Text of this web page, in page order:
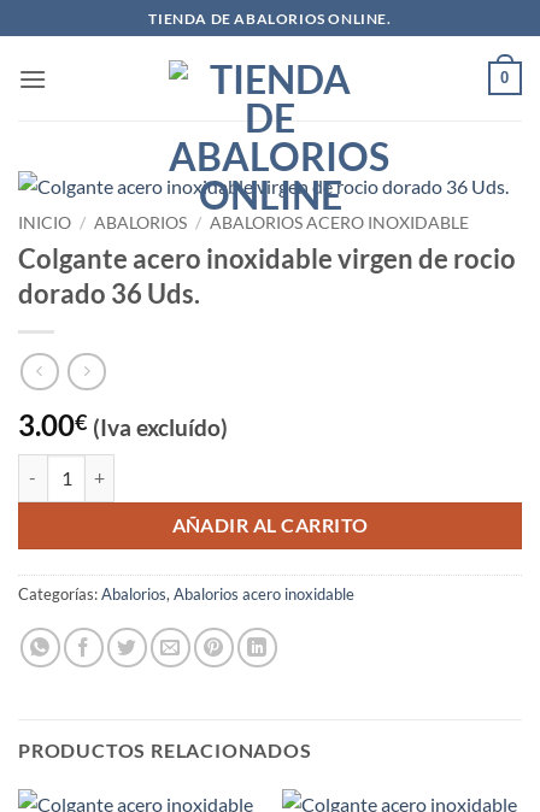
al
contenido
TIENDA DE ABALORIOS ONLINE.
0
INICIO / ABALORIOS / ABALORIOS ACERO INOXIDABLE
Colgante acero inoxidable virgen de rocio
dorado 36 Uds.
3.00€ (Iva excluído)
AÑADIR AL CARRITO
Categorías:Abalorios, Abalorios acero inoxidable
PRODUCTOS RELACIONADOS